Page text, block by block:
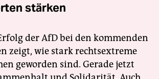
stärken
der AfD bei den kommenden
zeigt, wie stark rechtsextreme
geworden sind. Gerade jetzt